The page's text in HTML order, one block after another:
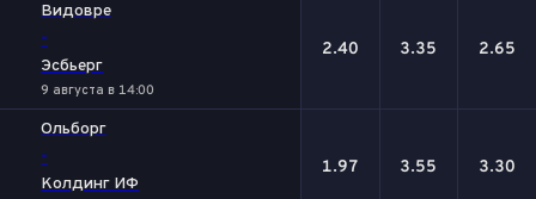
Видовре
-
Эсбьерг
9 августа в 14:00
2.40 3.35 2.65
Ольборг
-
Колдинг ИФ
1.97 3.55 3.30